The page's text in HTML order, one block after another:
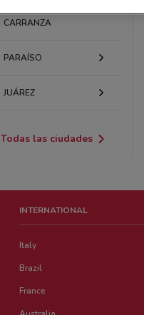
CARRANZA
PARAÍSO
JUÁREZ
Todas las ciudades
INTERNATIONAL
Italy
Brazil
France